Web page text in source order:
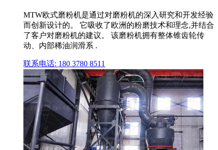
MTW欧式磨粉机是通过对磨粉机的深入研究和开发经验
而创新设计的。 它吸收了欧洲的粉磨技术和理念,并结合
了客户对磨粉机的建议。 该磨粉机拥有整体锥齿轮传
动、内部稀油润滑系 .
联系电话: 180 3780 8511